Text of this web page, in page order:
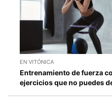
EN VITÓNICA
Entrenamiento de fuerza
ejercicios que no puedes